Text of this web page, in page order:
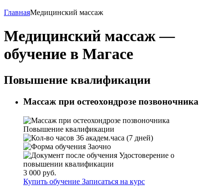
ГлавнаяМедицинский массаж
Медицинский массаж —
обучение в Магасе
Повышение квалификации
Массаж при остеохондрозе позвоночника
Повышение квалификации
36 академ.часа (7 дней)
Заочно
Удостоверение о
повышении квалификации
3 000 руб.
Купить обучение Записаться на курс